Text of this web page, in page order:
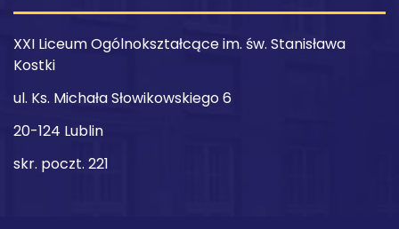
XXI Liceum Ogólnokształcące im. św. Stanisława
Kostki
ul. Ks. Michała Słowikowskiego 6
20-124 Lublin
skr. poczt. 221